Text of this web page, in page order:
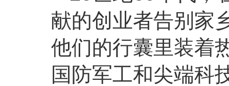
献的创业者告别家
他们的行囊里装着
国防军工和尖端科